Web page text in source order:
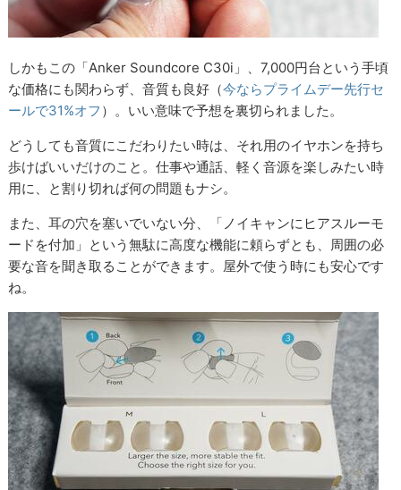
しかもこの「Anker Soundcore C30i」、7,000円台という手頃
な価格にも関わらず、音質も良好（今ならプライムデー先行セ
ールで31%オフ ）。いい意味で予想を裏切られました。
どうしても音質にこだわりたい時は、それ用のイヤホンを持ち
歩けばいいだけのこと。仕事や通話、軽く音源を楽しみたい時
用に、と割り切れば何の問題もナシ。
また、耳の穴を塞いでいない分、「ノイキャンにヒアスルーモ
ードを付加」という無駄に高度な機能に頼らずとも、周囲の必
要な音を聞き取ることができます。屋外で使う時にも安心です
ね。